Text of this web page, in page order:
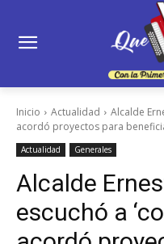
Inicio Actualidad
Alcalde
acordó proyectos para
Actualidad Generales
Alcalde
escuchó a